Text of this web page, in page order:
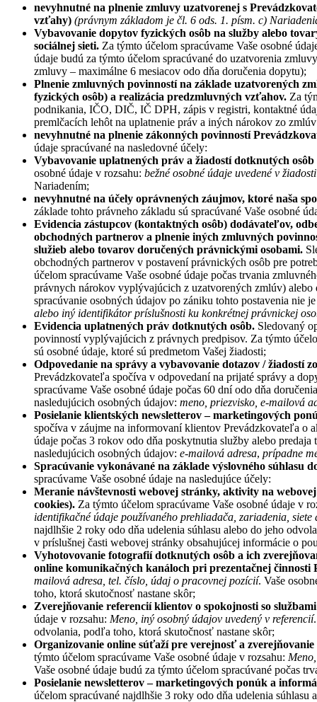
nevyhnutné na plnenie zmluvy uzatvorenej s
vzťahy) (právnym základom je čl. 6 ods. 1. písm. c)
Vybavovanie dopytov fyzických osôb na služby alebo
sociálnej sieti. Za týmto účelom spracúvame Vaše osobné
údaje budú za týmto účelom spracúvané do uzatvorenia
zmluvy – maximálne 6 mesiacov odo dňa doručenia dopytu);
Plnenie zmluvných povinností na základe uzatvorených
fyzických osôb) a realizácia predzmluvných vzťahov. Za
podnikania, IČO, DIČ, IČ DPH, zápis v registri, kontaktné
premlčacích lehôt na uplatnenie práv a iných nárokov zo
nevyhnutné na plnenie zákonných povinností
údaje spracúvané na nasledovné účely:
Vybavovanie uplatnených práv a žiadostí dotknutých
osobné údaje v rozsahu: bežnéosobné údaje uvedenév žiadosti
Nariadením;
nevyhnutné na účely oprávnených záujmov, ktoré naša
základe tohto právneho základu sú spracúvané Vaše osobné
Evidencia zástupcov (kontaktných osôb) dodávateľov,
obchodných partnerov a plnenie iných zmluvných
služieb alebo tovarov doručených právnickými osobami.
obchodných partnerov v postavení právnických osôb pre
účelom spracúvame Vaše osobné údaje počas trvania
právnych nárokov vyplývajúcich z uzatvorených zmlúv)
spracúvanie osobných údajov po zániku tohto postavenia nie
alebo iný identifikátor príslušnosti ku konkrétnej právnickej
Evidencia uplatnených práv dotknutých osôb. Sledovaný
povinností vyplývajúcich z právnych predpisov. Za týmto
sú osobné údaje, ktoré sú predmetom Vašej žiadosti;
Odpovedanie na správy a vybavovanie dotazov / žiadostí
Prevádzkovateľa spočíva v odpovedaní na prijaté správy a
spracúvame Vaše osobné údaje počas 60 dní odo dňa
nasledujúcich osobných údajov: meno, priezvisko, e-mailová
Posielanie klientských newsletterov – marketingových
spočíva v záujme na informovaní klientov Prevádzkovateľa o
údaje počas 3 rokov odo dňa poskytnutia služby alebo
nasledujúcich osobných údajov: e-mailová adresa, prípadne
Spracúvanie vykonávané na základe výslovného súhlasu
spracúvame Vaše osobné údaje na nasledujúce účely:
Meranie návštevnosti webovej stránky, aktivity na
cookies). Za týmto účelom spracúvame Vaše osobné údaje v
identifikačné údaje používaného prehliadača, zariadenia,
najdlhšie 2 roky odo dňa udelenia súhlasu alebo do jeho
v príslušnej časti webovej stránky obsahujúcej informácie o
Vyhotovovanie fotografií dotknutých osôb a ich
online komunikačných kanáloch pri prezentačnej činnosti
mailová adresa, tel. číslo, údaj o pracovnej pozícií. Vaše
toho, ktorá skutočnosť nastane skôr;
Zverejňovanie referencií klientov o spokojnosti so
údaje v rozsahu: Meno, iný osobný údajov uvedený v referencií
odvolania, podľa toho, ktorá skutočnosť nastane skôr;
Organizovanie online súťaží pre verejnosť a
týmto účelom spracúvame Vaše osobné údaje v rozsahu:
Vaše osobné údaje budú za týmto účelom spracúvané počas
Posielanie newsletterov– marketingových ponúk a
účelom spracúvané najdlhšie 3 roky odo dňa udelenia